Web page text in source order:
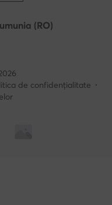
(RO)
de confidențialitate